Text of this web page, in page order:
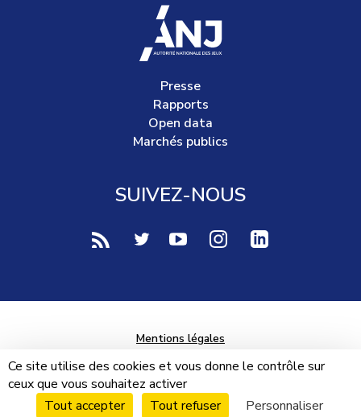
accueil
Presse
Rapports
Open data
Marchés publics
SUIVEZ-NOUS
voir notre page rss (Nouvelle fenêtre)
voir notre page twitter (Nouvelle
voir notre page youtube-play
voir notre page
Mentions légales
Données personnelles
Plan du site
Ce site utilise des cookies et vous donne le contrôle sur
ceux que vous souhaitez activer
Tout accepter
Tout refuser Personnaliser